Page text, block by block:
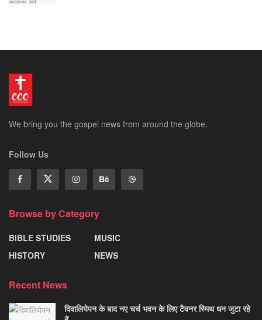
We bring you the gospel news from around the globe.
Follow Us
Browse by Category
BIBLE STUDIES
HISTORY
MUSIC
NEWS
Recent News
दिवालियेपन के बाद नए चर्च भवन के लिए टैवनर स्मिथ धन जुटा रहे